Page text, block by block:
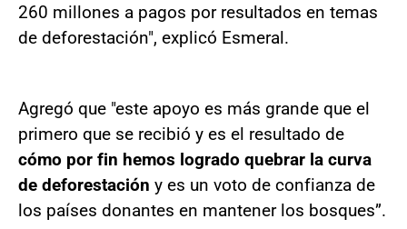
260 millones a pagos por resultados en temas
de deforestación", explicó Esmeral.
Agregó que "este apoyo es más grande que el
primero que se recibió y es el resultado de
cómo por fin hemos logrado quebrar la curva
de deforestación y es un voto de confianza de
los países donantes en mantener los bosques”.